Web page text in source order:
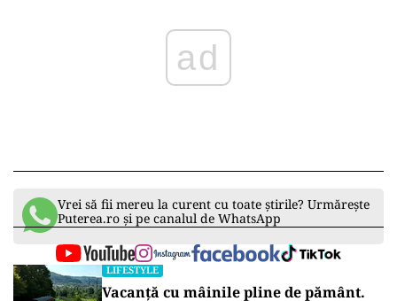
Vrei să fii mereu la curent cu toate știrile? Urmărește
Puterea.ro și pe canalul de WhatsApp
LIFESTYLE
Vacanță cu mâinile pline de pământ.